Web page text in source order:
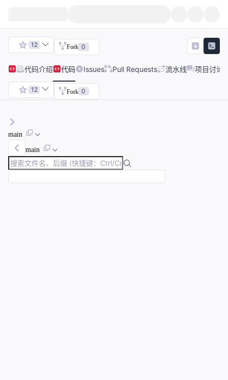
12 Fork 0
代码介绍 代码 Issues Pull Requests 流水线 项目讨论
12 Fork 0
main
main